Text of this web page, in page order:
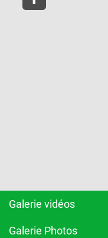
Galerie vidéos
Galerie Photos